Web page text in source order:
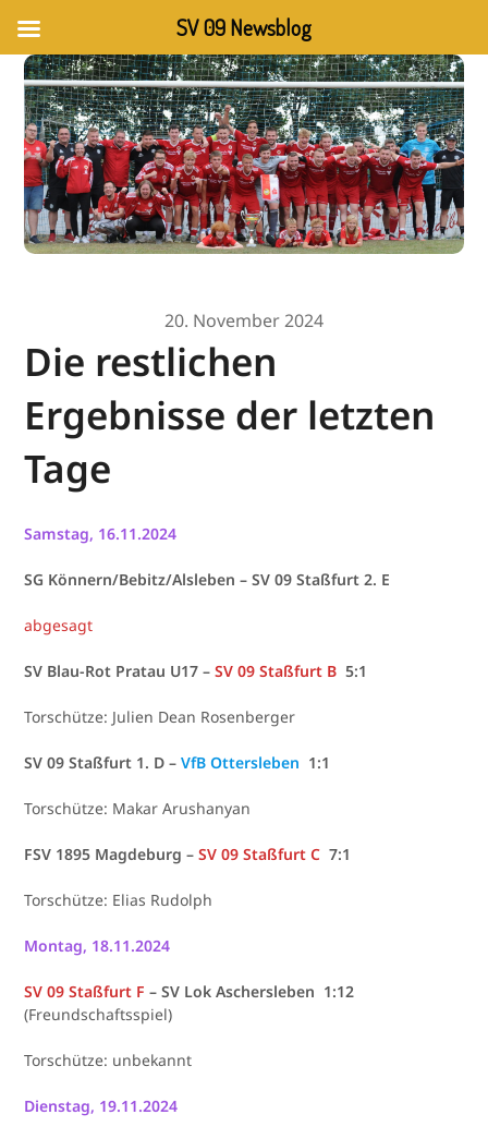
20. November 2024
Die restlichen
Ergebnisse der letzten
Tage
Samstag, 16.11.2024
SG Könnern/Bebitz/Alsleben – SV 09 Staßfurt 2. E
abgesagt
SV Blau-Rot Pratau U17 –SV 09 Staßfurt B 5:1
Torschütze: Julien Dean Rosenberger
SV 09 Staßfurt 1. D –VfB Ottersleben 1:1
Torschütze: Makar Arushanyan
FSV 1895 Magdeburg –SV 09 Staßfurt C 7:1
Torschütze: Elias Rudolph
Montag, 18.11.2024
SV 09 Staßfurt F– SV Lok Aschersleben 1:12
(Freundschaftsspiel)
Torschütze: unbekannt
Dienstag, 19.11.2024
SV 09 Newsblog